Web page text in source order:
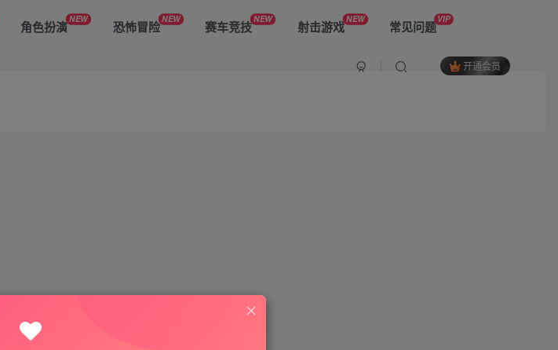
角色扮演NEW 恐怖冒险NEW 赛车竞技NEW 射击游戏NEW 常见问题VIP
开通会员